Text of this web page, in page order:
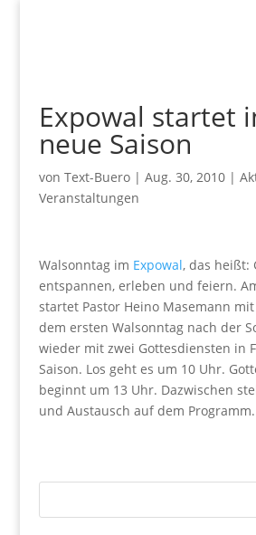
Expowal startet
neue Saison
von Text-Buero| Aug. 30, 2010|
Veranstaltungen
Walsonntag im Expowal, das heißt:
entspannen, erleben und feiern.
startet Pastor Heino Masemann
dem ersten Walsonntag nach der
wieder mit zwei Gottesdiensten in
Saison. Los geht es um 10 Uhr.
beginnt um 13 Uhr. Dazwischen
und Austausch auf dem Programm.